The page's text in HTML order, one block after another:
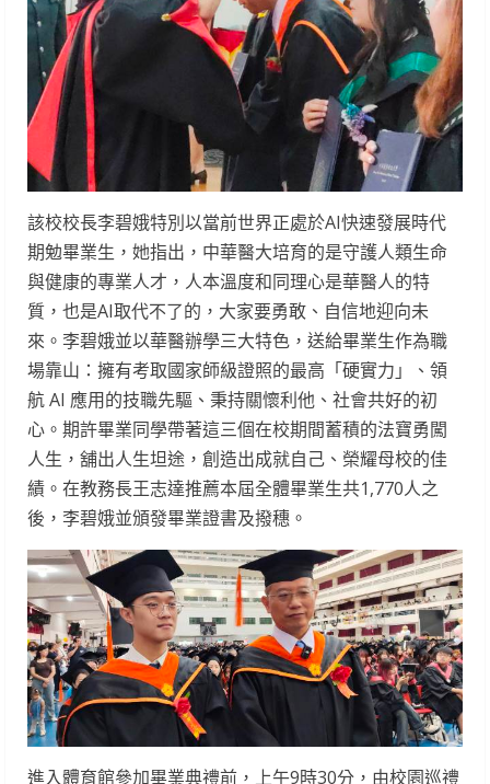
該校校長李碧娥特別以當前世界正處於AI快速發展時代
期勉畢業生，她指出，中華醫大培育的是守護人類生命
與健康的專業人才，人本溫度和同理心是華醫人的特
質，也是AI取代不了的，大家要勇敢、自信地迎向未
來。李碧娥並以華醫辦學三大特色，送給畢業生作為職
場靠山：擁有考取國家師級證照的最高「硬實力」、領
航 AI 應用的技職先驅、秉持關懷利他、社會共好的初
心。期許畢業同學帶著這三個在校期間蓄積的法寶勇闖
人生，舖出人生坦途，創造出成就自己、榮耀母校的佳
績。在教務長王志達推薦本屆全體畢業生共1,770人之
後，李碧娥並頒發畢業證書及撥穗。
進入體育館參加畢業典禮前，上午9時30分，由校園巡禮